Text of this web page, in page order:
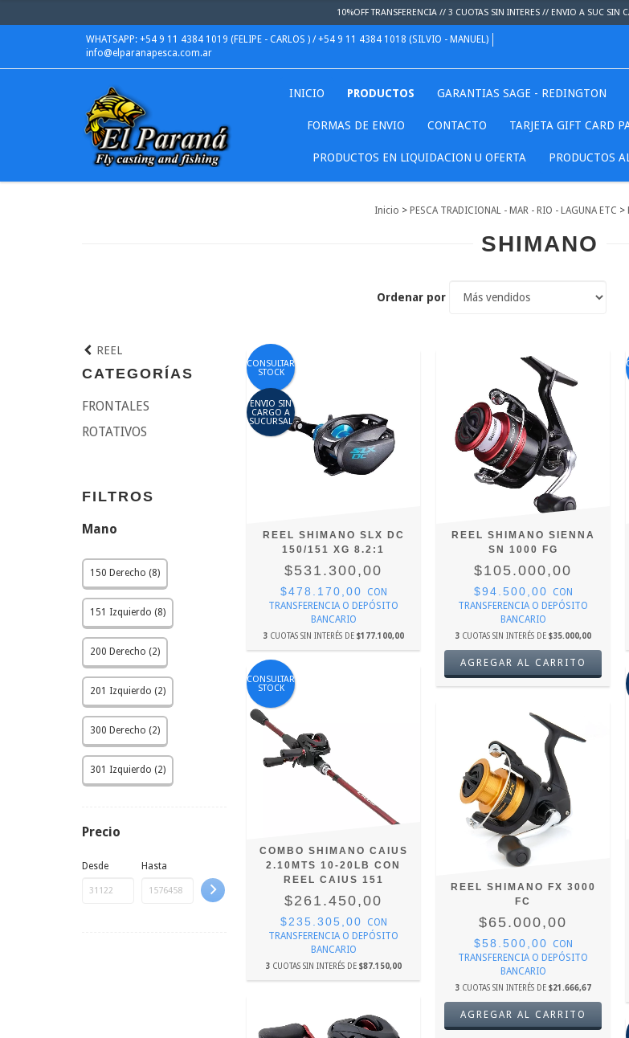
10%OFF TRANSFERENCIA // 3 CUOTAS SIN INTERES // ENVIO A SUC SIN
WHATSAPP: +54 9 11 4384 1019 (FELIPE - CARLOS ) / +54 9 11 4384 1018 (SILVIO - MANUEL)
info@elparanapesca.com.ar
INICIO PRODUCTOS GARANTIAS SAGE - REDINGTON
FORMAS DE ENVIO CONTACTO TARJETA GIFT CARD
PRODUCTOS EN LIQUIDACION U OFERTA PRODUCTOS
Inicio > PESCA TRADICIONAL - MAR - RIO - LAGUNA ETC >
SHIMANO
Ordenar por
REEL
CATEGORÍAS
FRONTALES
ROTATIVOS
FILTROS
Mano
150 Derecho (8)
151 Izquierdo (8)
200 Derecho (2)
201 Izquierdo (2)
300 Derecho (2)
301 Izquierdo (2)
Precio
Desde Hasta
CONSULTAR
STOCK
ENVIO SIN
CARGO A
SUCURSAL
REEL SHIMANO SLX DC
150/151 XG 8.2:1
$531.300,00
$478.170,00
CON
TRANSFERENCIA O DEPÓSITO
BANCARIO
3 CUOTAS SIN INTERÉS DE$177.100,00
REEL SHIMANO SIENNA
SN 1000 FG
$105.000,00
$94.500,00
CON
TRANSFERENCIA O DEPÓSITO
BANCARIO
3 CUOTAS SIN INTERÉS DE$35.000,00
CONSULTAR
STOCK
COMBO SHIMANO CAIUS
2.10MTS 10-20LB CON
REEL CAIUS 151
$261.450,00
$235.305,00
CON
TRANSFERENCIA O DEPÓSITO
BANCARIO
3 CUOTAS SIN INTERÉS DE$87.150,00
REEL SHIMANO FX 3000
FC
$65.000,00
$58.500,00
CON
TRANSFERENCIA O DEPÓSITO
BANCARIO
3 CUOTAS SIN INTERÉS DE$21.666,67